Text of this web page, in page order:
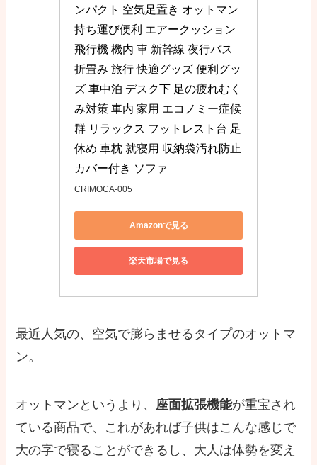
ンパクト 空気足置き オットマン
持ち運び便利 エアークッション
飛行機 機内 車 新幹線 夜行バス
折畳み 旅行 快適グッズ 便利グッ
ズ 車中泊 デスク下 足の疲れむく
み対策 車内 家用 エコノミー症候
群 リラックス フットレスト台 足
休め 車枕 就寝用 収納袋汚れ防止
カバー付き ソファ
CRIMOCA-005
Amazonで見る
楽天市場で見る
最近人気の、空気で膨らませるタイプのオットマ
ン。
オットマンというより、 座面拡張機能が重宝され
ている商品で、これがあれば子供はこんな感じで
大の字で寝ることができるし、大人は体勢を変え